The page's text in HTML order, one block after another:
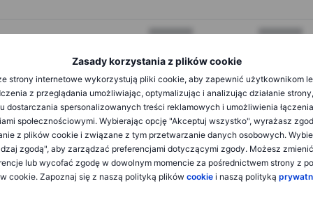
Zasady korzystania z plików cookie
strony internetowe wykorzystują pliki cookie, aby zapewnić użytkownikom
z przeglądania umożliwiając, optymalizując i analizując działanie
dostarczania spersonalizowanych treści reklamowych i umożliwienia
społecznościowymi. Wybierając opcję "Akceptuj wszystko", wyrażasz
z plików cookie i związane z tym przetwarzanie danych osobowych.
zgodą", aby zarządzać preferencjami dotyczącymi zgody. Możesz
lub wycofać zgodę w dowolnym momencie za pośrednictwem strony z
cookie. Zapoznaj się z naszą polityką plików cookie i naszą polityką
XXXXXXX XXXXXXX
XXXXXXX
XXXXXXX XXXXXXX
XXXXXXX XXXXXXX
XXXXXXX